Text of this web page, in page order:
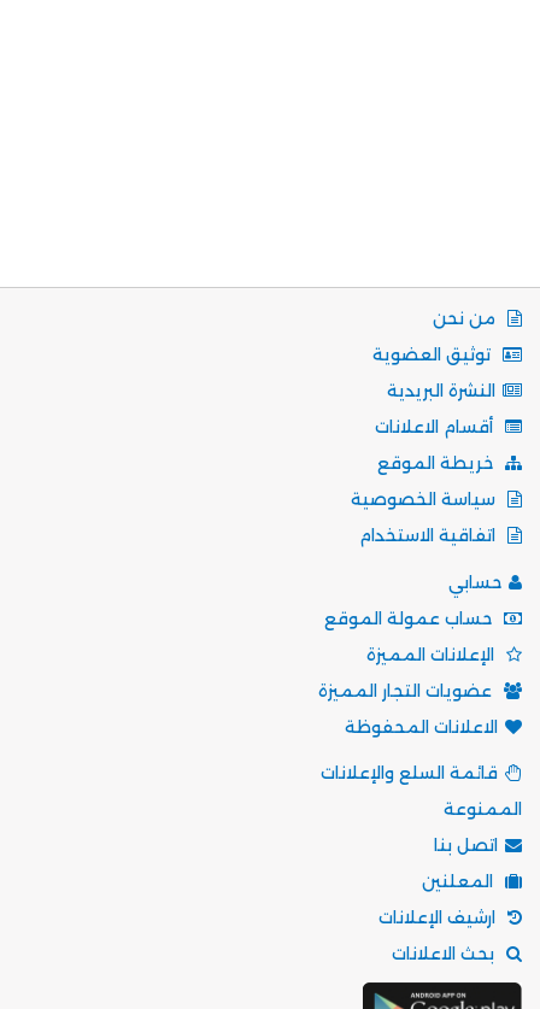
من نحن
توثيق العضوية
النشرة البريدية
أقسام الاعلانات
خريطة الموقع
سياسة الخصوصية
اتفاقية الاستخدام
حسابي
حساب عمولة الموقع
الإعلانات المميزة
عضويات التجار المميزة
الاعلانات المحفوظة
قائمة السلع والإعلانات
الممنوعة
اتصل بنا
المعلنين
ارشيف الإعلانات
بحث الاعلانات